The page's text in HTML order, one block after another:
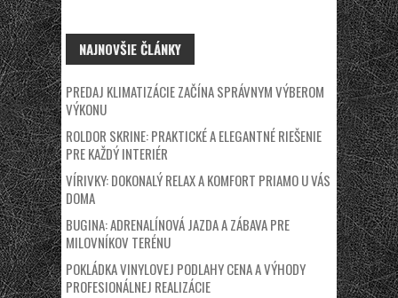
NAJNOVŠIE ČLÁNKY
PREDAJ KLIMATIZÁCIE ZAČÍNA SPRÁVNYM VÝBEROM
VÝKONU
ROLDOR SKRINE: PRAKTICKÉ A ELEGANTNÉ RIEŠENIE
PRE KAŽDÝ INTERIÉR
VÍRIVKY: DOKONALÝ RELAX A KOMFORT PRIAMO U VÁS
DOMA
BUGINA: ADRENALÍNOVÁ JAZDA A ZÁBAVA PRE
MILOVNÍKOV TERÉNU
POKLÁDKA VINYLOVEJ PODLAHY CENA A VÝHODY
PROFESIONÁLNEJ REALIZÁCIE